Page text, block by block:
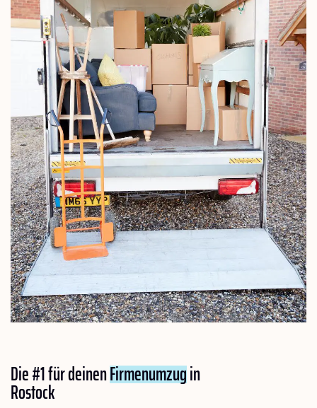
Die #1 für deinenFirmenumzugin
Rostock